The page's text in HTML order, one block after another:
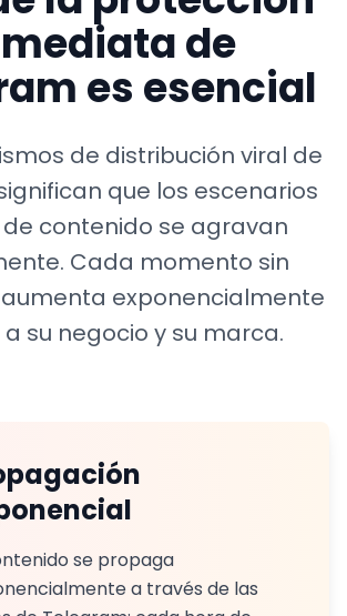
de
es esencial
de distribución viral de
que los escenarios
contenido se agravan
Cada momento sin
exponencialmente
su negocio y su marca.
se propaga
a través de las